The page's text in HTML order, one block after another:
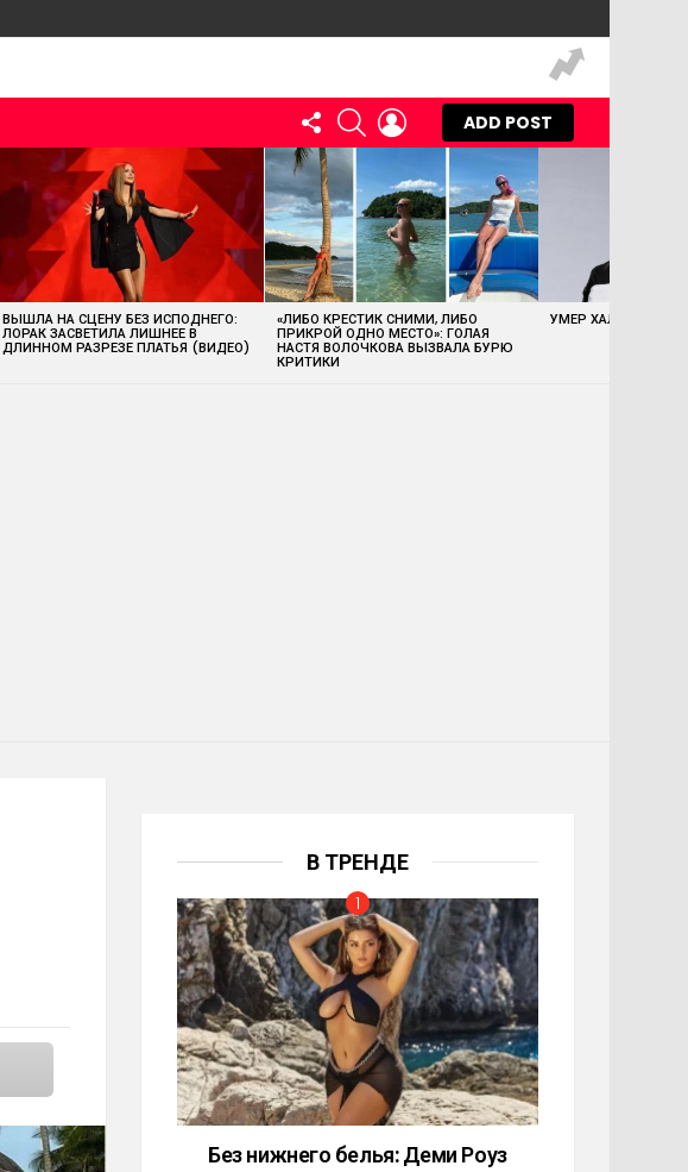
FOLLOW
US
SEARCHLOGIN
ADD POST
ВЫШЛА НА СЦЕНУ БЕЗ ИСПОДНЕГО:
ЛОРАК ЗАСВЕТИЛА ЛИШНЕЕ В
ДЛИННОМ РАЗРЕЗЕ ПЛАТЬЯ (ВИДЕО)
«ЛИБО КРЕСТИК СНИМИ, ЛИБО
ПРИКРОЙ ОДНО МЕСТО»: ГОЛАЯ
НАСТЯ ВОЛОЧКОВА ВЫЗВАЛА БУРЮ
КРИТИКИ
УМЕР ХАЛК ХОГАН
В ТРЕНДЕ
Без нижнего белья: Деми Роуз